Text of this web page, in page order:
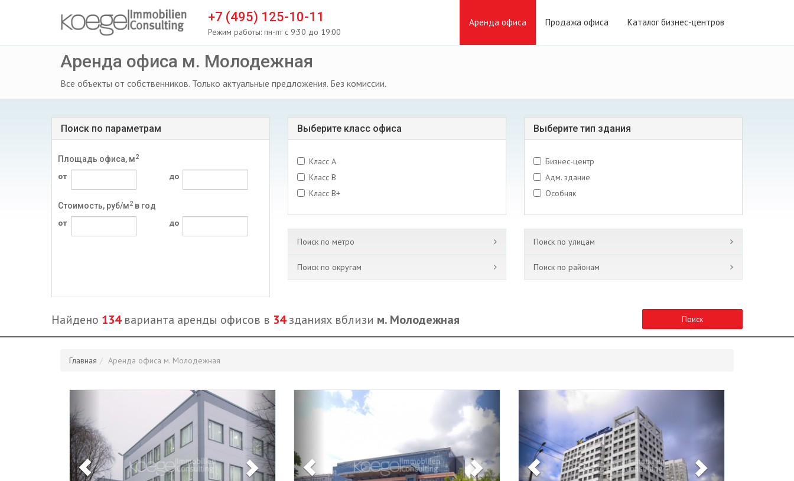
+7 (495) 125-10-11
Режим работы: пн-пт с 9:30 до 19:00
Аренда офиса Продажа офиса Каталог бизнес-центров
Аренда офиса м. Молодежная
Все объекты от собственников. Только актуальные предложения. Без комиссии.
Поиск по параметрам
Площадь офиса, м2
от до
Стоимость, руб/м2 в год
от до
Выберите класс офиса
Класс A
Класс B
Класс B+
Поиск по метро
Поиск по округам
Выберите тип здания
Бизнес-центр
Адм. здание
Особняк
Поиск по улицам
Поиск по районам
Найдено 134варианта аренды офисов в 34зданиях вблизи м. Молодежная Поиск
Главная Аренда офиса м. Молодежная
Next Previous Next Previous